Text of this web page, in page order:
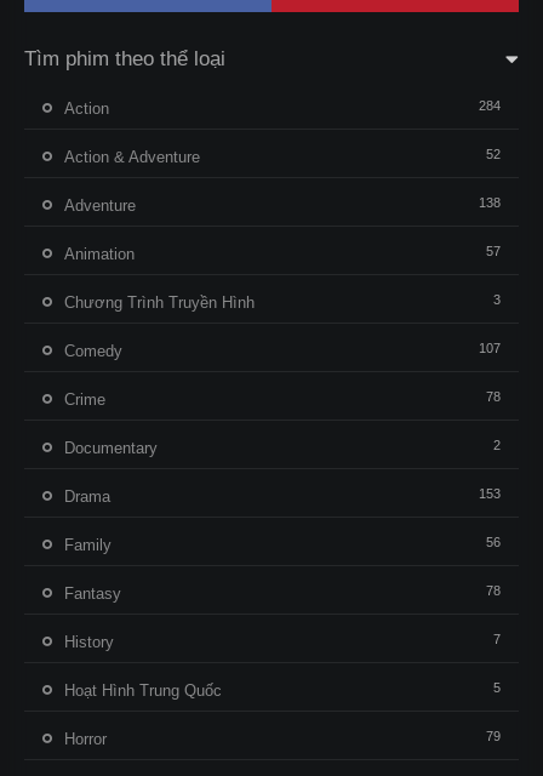
Tìm phim theo thể loại
Action 284
Action & Adventure 52
Adventure 138
Animation 57
Chương Trình Truyền Hình 3
Comedy 107
Crime 78
Documentary 2
Drama 153
Family 56
Fantasy 78
History 7
Hoạt Hình Trung Quốc 5
Horror 79